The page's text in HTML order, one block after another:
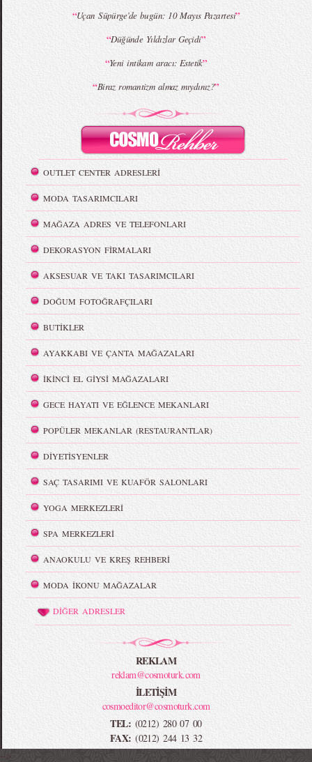
“Uçan Süpürge’de bugün: 10 Mayıs Pazartesi”
“Düğünde Yıldızlar Geçidi”
“Yeni intikam aracı: Estetik”
“Biraz romantizm almaz mıydınız?”
OUTLET CENTER ADRESLERİ
MODA TASARIMCILARI
MAĞAZA ADRES VE TELEFONLARI
DEKORASYON FİRMALARI
AKSESUAR VE TAKI TASARIMCILARI
DOĞUM FOTOĞRAFÇILARI
BUTİKLER
AYAKKABI VE ÇANTA MAĞAZALARI
İKİNCİ EL GİYSİ MAĞAZALARI
GECE HAYATI VE EĞLENCE MEKANLARI
POPÜLER MEKANLAR (RESTAURANTLAR)
DİYETİSYENLER
SAÇ TASARIMI VE KUAFÖR SALONLARI
YOGA MERKEZLERİ
SPA MERKEZLERİ
ANAOKULU VE KREŞ REHBERİ
MODA İKONU MAĞAZALAR
DİĞER ADRESLER
REKLAM
reklam@cosmoturk.com
İLETİŞİM
cosmoeditor@cosmoturk.com
TEL: (0212) 280 07 00
FAX: (0212) 244 13 32
-->